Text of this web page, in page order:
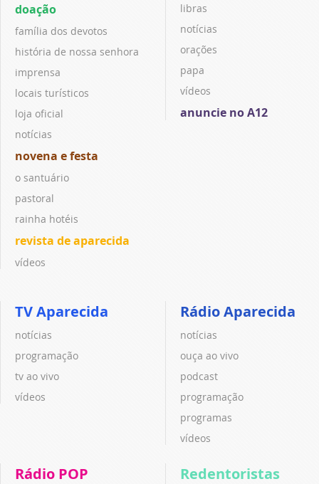
doação
família dos devotos
história de nossa senhora
imprensa
locais turísticos
loja oficial
notícias
novena e festa
o santuário
pastoral
rainha hotéis
revista de aparecida
vídeos
libras
notícias
orações
papa
vídeos
anuncie no A12
TV Aparecida
notícias
programação
tv ao vivo
vídeos
Rádio Aparecida
notícias
ouça ao vivo
podcast
programação
programas
vídeos
Rádio POP Redentoristas